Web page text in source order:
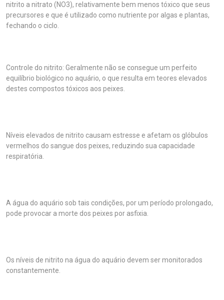
nitrito a nitrato (NO3), relativamente bem menos tóxico que seus
precursores e que é utilizado como nutriente por algas e plantas,
fechando o ciclo.
Controle do nitrito: Geralmente não se consegue um perfeito
equilíbrio biológico no aquário, o que resulta em teores elevados
destes compostos tóxicos aos peixes.
Níveis elevados de nitrito causam estresse e afetam os glóbulos
vermelhos do sangue dos peixes, reduzindo sua capacidade
respiratória.
A água do aquário sob tais condições, por um período prolongado,
pode provocar a morte dos peixes por asfixia.
Os níveis de nitrito na água do aquário devem ser monitorados
constantemente.